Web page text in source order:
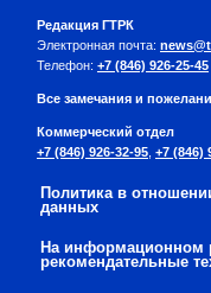
Редакция ГТРК
Электронная почта:
Телефон: +7 (846) 926-25-45
Все замечания и
Коммерческий отдел
+7 (846) 926-32-95, +7 (846)
Политика в
данных
На информационном
рекомендательные